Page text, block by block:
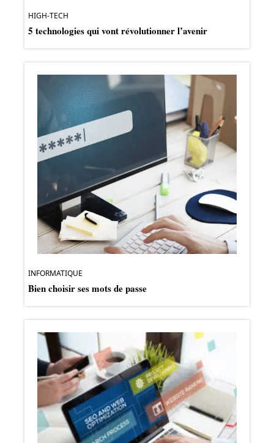
HIGH-TECH
5 technologies qui vont révolutionner l’avenir
INFORMATIQUE
Bien choisir ses mots de passe